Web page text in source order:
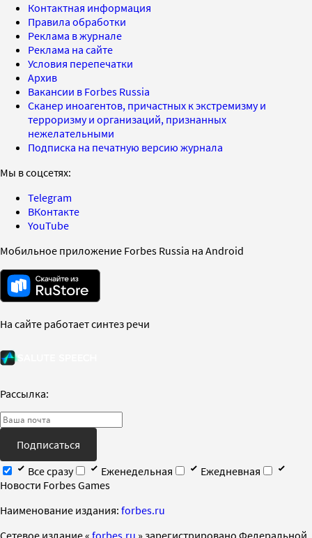
Контактная информация
Правила обработки
Реклама в журнале
Реклама на сайте
Условия перепечатки
Архив
Вакансии в Forbes Russia
Сканер иноагентов, причастных к экстремизму и
терроризму и организаций, признанных
нежелательными
Подписка на печатную версию журнала
Мы в соцсетях:
Telegram
ВКонтакте
YouTube
Мобильное приложение Forbes Russia на Android
На сайте работает синтез речи
Рассылка:
Подписаться
Все сразу
Еженедельная
Ежедневная
Новости Forbes Games
Наименование издания: forbes.ru